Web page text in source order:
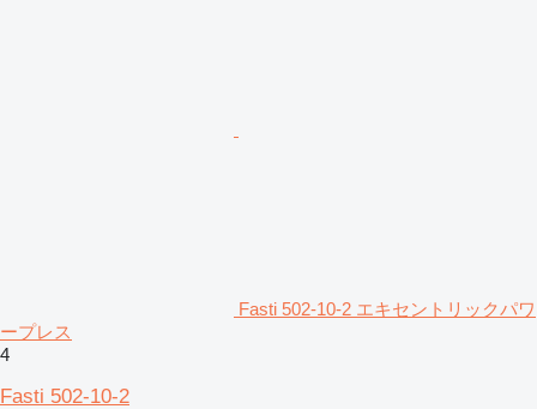
Fasti 502-10-2 エキセントリックパワ
ープレス
4
Fasti 502-10-2